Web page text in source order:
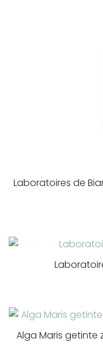
Laboratoires de
Alga Maris getinte